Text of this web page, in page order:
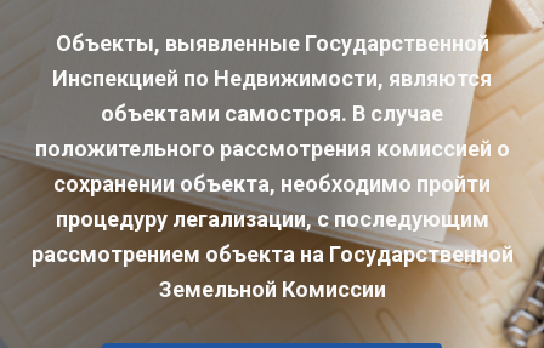
Объекты, выявленные Государственной
Инспекцией по Недвижимости, являются
объектами самостроя. В случае
положительного рассмотрения комиссией о
сохранении объекта, необходимо пройти
процедуру легализации, с последующим
рассмотрением объекта на Государственной
Земельной Комиссии